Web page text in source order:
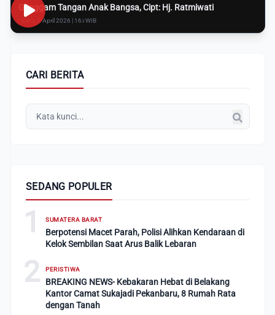
Genggam Tangan Anak Bangsa, Cipt: Hj. Ratmiwati
Rabu, 8 April 2026 | 16:i WIB
CARI BERITA
SEDANG POPULER
1 SUMATERA BARAT
Berpotensi Macet Parah, Polisi Alihkan Kendaraan di
Kelok Sembilan Saat Arus Balik Lebaran
2 PERISTIWA
BREAKING NEWS- Kebakaran Hebat di Belakang
Kantor Camat Sukajadi Pekanbaru, 8 Rumah Rata
dengan Tanah